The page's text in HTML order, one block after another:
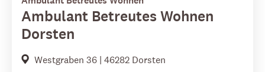
Ambulant Betreutes Wohnen
Dorsten
Westgraben 36 | 46282 Dorsten